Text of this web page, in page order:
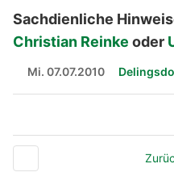
Sachdienliche
Christian Reinke oder
Mi. 07.07.2010